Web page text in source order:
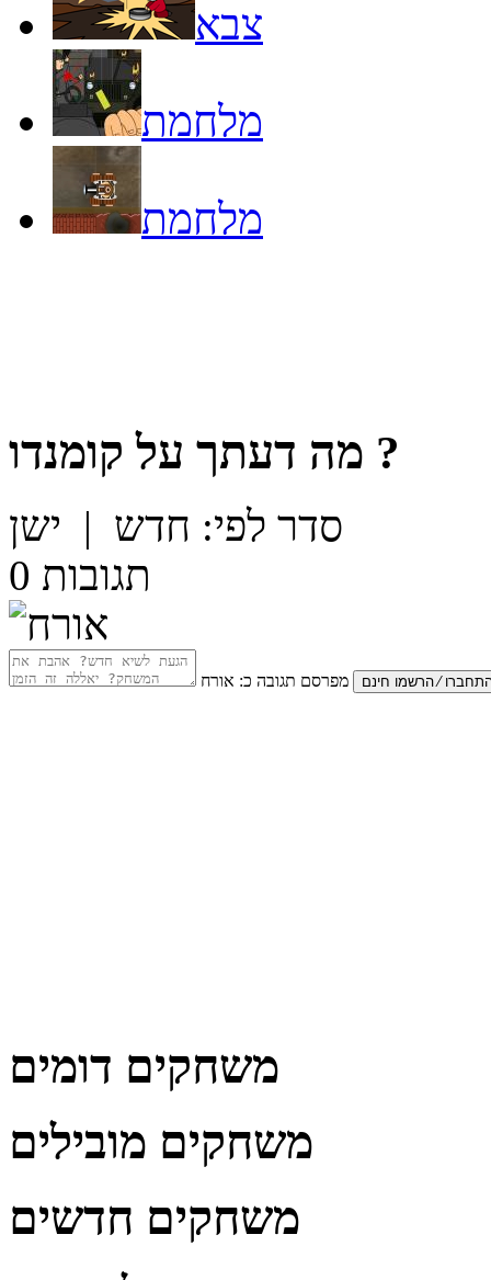
צבא
מלחמת
מלחמת
מה דעתך על קומנדו ?
סדר לפי: חדש | ישן
0 תגובות
מפרסם תגובה כ: אורח
משחקים דומים
משחקים מובילים
משחקים חדשים